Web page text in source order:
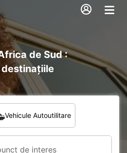
de Sud :
Vehicule Autoutilitare